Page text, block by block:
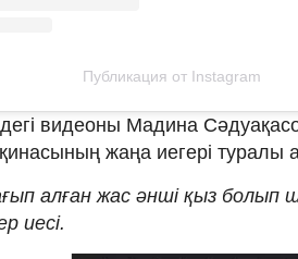
Публикация от Instagram
видеоны Мадина
жаңа иегері туралы
алған жас әнші қыз болып
иесі.